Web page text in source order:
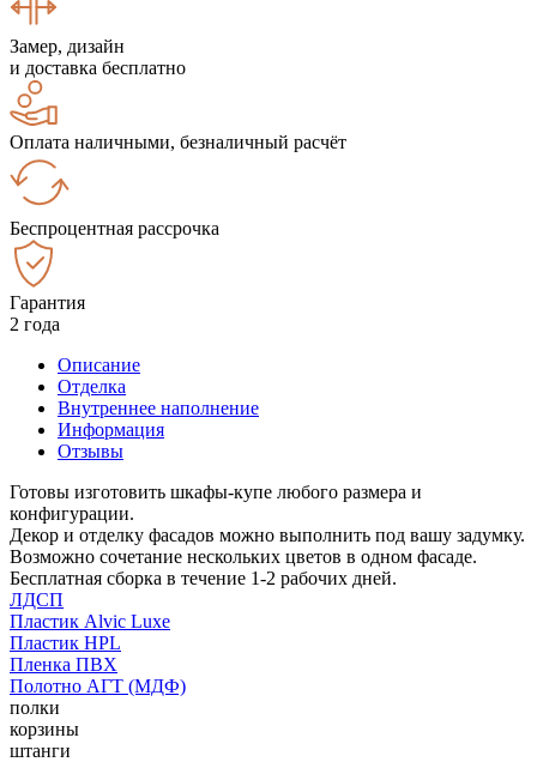
Замер, дизайн
и доставка бесплатно
Оплата наличными, безналичный расчёт
Беспроцентная рассрочка
Гарантия
2 года
Описание
Отделка
Внутреннее наполнение
Информация
Отзывы
Готовы изготовить шкафы-купе любого размера и
конфигурации.
Декор и отделку фасадов можно выполнить под вашу задумку.
Возможно сочетание нескольких цветов в одном фасаде.
Бесплатная сборка в течение 1-2 рабочих дней.
ЛДСП
Пластик Alvic Luxe
Пластик HPL
Пленка ПВХ
Полотно АГТ (МДФ)
полки
корзины
штанги